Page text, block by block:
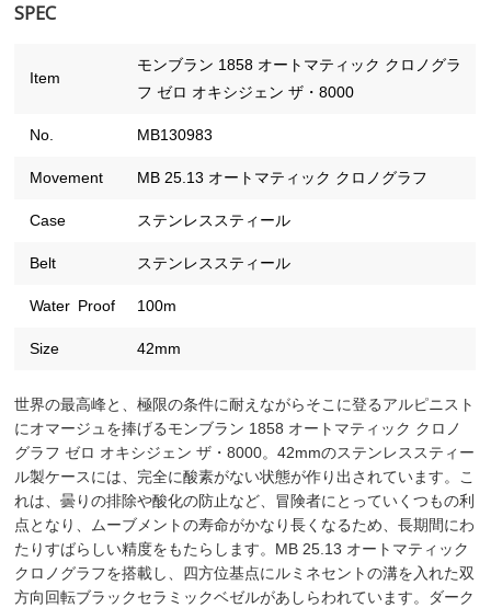
SPEC
Item
モンブラン 1858 オートマティック クロノグラ
フ ゼロ オキシジェン ザ・8000
No. MB130983
Movement MB 25.13 オートマティック クロノグラフ
Case ステンレススティール
Belt ステンレススティール
Water Proof 100m
Size 42mm
世界の最高峰と、極限の条件に耐えながらそこに登るアルピニスト
にオマージュを捧げるモンブラン 1858 オートマティック クロノ
グラフ ゼロ オキシジェン ザ・8000。42mmのステンレススティー
ル製ケースには、完全に酸素がない状態が作り出されています。こ
れは、曇りの排除や酸化の防止など、冒険者にとっていくつもの利
点となり、ムーブメントの寿命がかなり長くなるため、長期間にわ
たりすばらしい精度をもたらします。MB 25.13 オートマティック
クロノグラフを搭載し、四方位基点にルミネセントの溝を入れた双
方向回転ブラックセラミックベゼルがあしらわれています。ダーク